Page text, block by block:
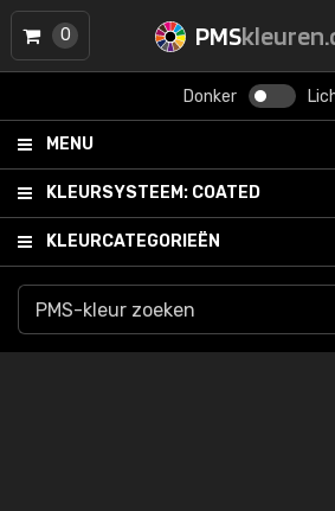
PMS
Donker
MENU
KLEURSYSTEEM: COATED
KLEURCATEGORIEËN
0